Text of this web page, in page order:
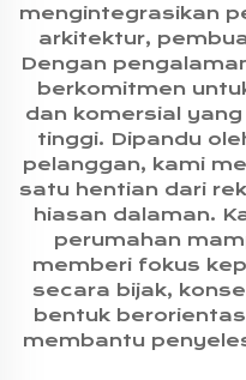
mengintegrasikan
arkitektur,
Dengan
berkomitmen
dan komersial
tinggi. Dipandu
pelanggan, kami
satu hentian dari
hiasan dalaman.
perumahan
memberi fokus
secara bijak,
bentuk
membantu